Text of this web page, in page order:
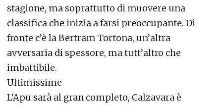
stagione, ma soprattutto di muovere una
classifica che inizia a farsi preoccupante. Di
fronte c’è la Bertram Tortona, un’altra
avversaria di spessore, ma tutt’altro che
imbattibile.
Ultimissime
L’Apu sarà al gran completo, Calzavara è